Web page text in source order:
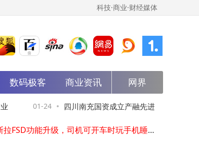
科技·商业·财经媒体
数码极客 商业资讯 网界
01-24 四川南充国资成立产融先进制造发展私募投
资基金，出资额30亿
当贝耳机Air 1破局：以AI软硬一体生态开启智能生活新篇章
马斯克透露：特斯拉Robotaxi 2026年底前将在美构建广泛服务网络
谷歌DeepMind CEO哈萨比斯：对OpenAI过早为AI聊天机器人引广告存疑虑